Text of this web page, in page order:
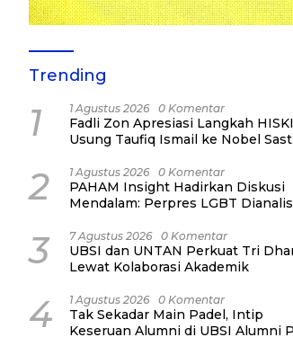
Trending
1 1 Agustus 2026 0 Komentar
Fadli Zon Apresiasi Langkah HISKI
Usung Taufiq Ismail ke Nobel
2 1 Agustus 2026 0 Komentar
PAHAM Insight Hadirkan Diskusi
Mendalam: Perpres LGBT
Bukan Ancaman Individual
3 7 Agustus 2026 0 Komentar
UBSI dan UNTAN Perkuat Tri
Lewat Kolaborasi Akademik
4 1 Agustus 2026 0 Komentar
Tak Sekadar Main Padel, Intip
Keseruan Alumni di UBSI Alumni